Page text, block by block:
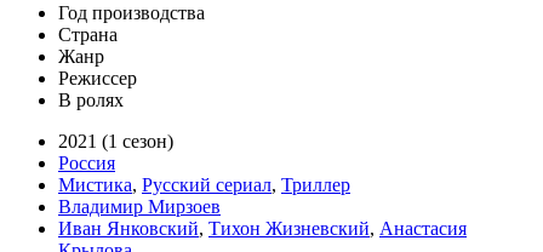
Год производства
Страна
Жанр
Режиссер
В ролях
2021 (1 сезон)
Россия
Мистика, Русский сериал, Триллер
Владимир Мирзоев
Иван Янковский, Тихон Жизневский, Анастасия